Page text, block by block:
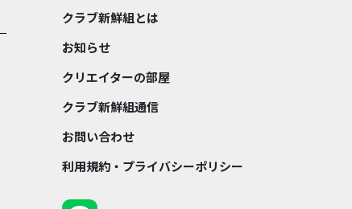
クラブ新鮮組とは
お知らせ
クリエイターの部屋
クラブ新鮮組通信
お問い合わせ
利用規約・プライバシーポリシー